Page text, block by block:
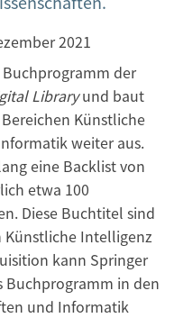
2021
der
Libraryund baut
Künstliche
weiter aus.
eine Backlist von
etwa 100
Diese Buchtitel sind
Künstliche Intelligenz
kann Springer
Buchprogramm in den
und Informatik